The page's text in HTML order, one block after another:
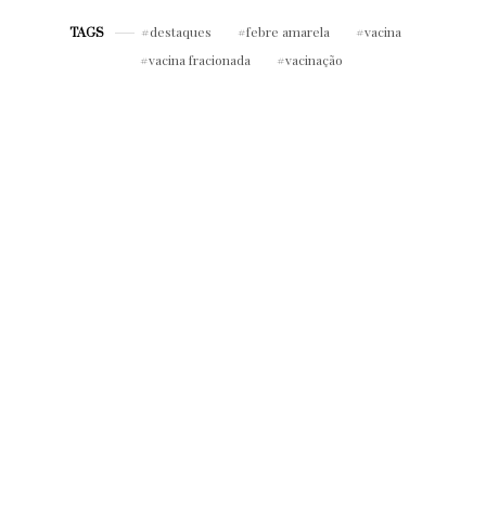
TAGS destaques febre amarela
vacina
vacina fracionada
vacinação